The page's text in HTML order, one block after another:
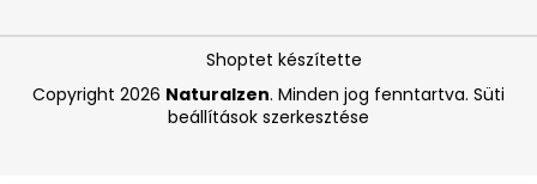
A
á
Shoptet készítette
Copyright 2026 Naturalzen. Minden jog fenntartva. Süti
beállítások szerkesztése